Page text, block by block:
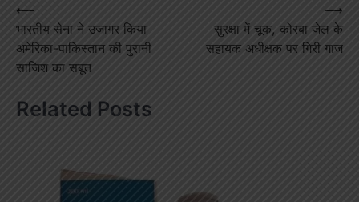
Post
navigation
⟵
भारतीय सेना ने उजागर किया
अमेरिका-पाकिस्तान की पुरानी
साजिश का सबूत
सुरक्षा में चूक, कोरबा जेल के
सहायक अधीक्षक पर गिरी गाज
⟶
Related Posts